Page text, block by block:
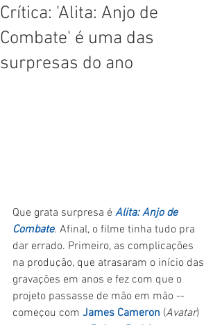
Crítica: 'Alita: Anjo de
Combate' é uma das
surpresas do ano
Que grata surpresa é Alita: Anjo de
Combate. Afinal, o filme tinha tudo pra
dar errado. Primeiro, as complicações
na produção, que atrasaram o início das
gravações em anos e fez com que o
projeto passasse de mão em mão --
começou com James Cameron (Avatar)